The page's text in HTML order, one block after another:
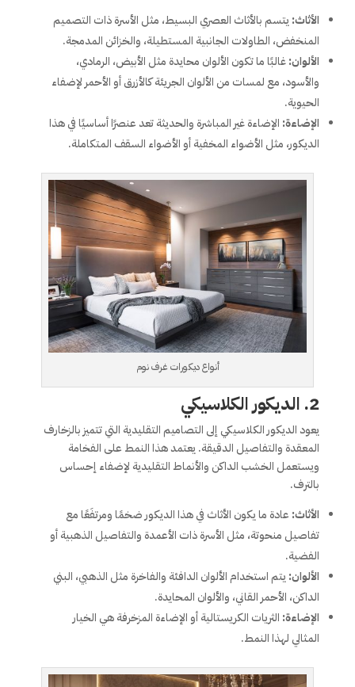
الأثاث:يتسم بالأثاث العصري البسيط، مثل الأسرة ذات التصميم
المنخفض، الطاولات الجانبية المستطيلة، والخزائن المدمجة.
الألوان:غالبًا ما تكون الألوان محايدة مثل الأبيض، الرمادي،
والأسود، مع لمسات من الألوان الجريئة كالأزرق أو الأحمر لإضفاء
الحيوية.
الإضاءة: الإضاءة غير المباشرة والحديثة تعد عنصرًا أساسيًا في هذا
الديكور، مثل الأضواء المخفية أو الأضواء السقف المتكاملة.
أنواع ديكورات غرف نوم
2. الديكور الكلاسيكي
يعود الديكور الكلاسيكي إلى التصاميم التقليدية التي تتميز بالزخارف
المعقدة والتفاصيل الدقيقة. يعتمد هذا النمط على الفخامة
ويستعمل الخشب الداكن والأنماط التقليدية لإضفاء إحساس
بالترف.
الأثاث: عادة ما يكون الأثاث في هذا الديكور ضخمًا ومرتفَعًا مع
تفاصيل منحوتة، مثل الأسرة ذات الأعمدة والتفاصيل الذهبية أو
الفضية.
الألوان: يتم استخدام الألوان الدافئة والفاخرة مثل الذهبي، البني
الداكن، الأحمر القاني، والألوان المحايدة.
الإضاءة: الثريات الكريستالية أو الإضاءة المزخرفة هي الخيار
المثالي لهذا النمط.